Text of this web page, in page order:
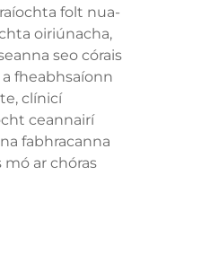
folt nua-
oiriúnacha,
seo córais
fheabhsaíonn
clínicí
ceannairí
fabhracanna
ar chóras